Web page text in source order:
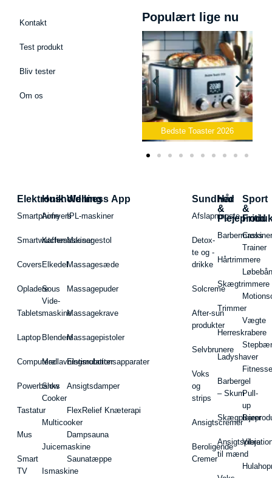
Kontakt
Test produkt
Bliv tester
Om os
Populært lige nu
Bedste Toaster 2026
Elektronik
Smartphone
Smartwatches
Covers
Opladere
Tablets
Laptop
Computere
Powerbanks
Tastatur
Mus
Smart
TV
Husholdning
Airfryers
Kaffemaskiner
Elkedel
Sous
Vide-
maskine
Blendere
Madlavningsrobotter
Slow
Cooker
Multicooker
Juicemaskine
Ismaskine
Wellness App
IPL-maskiner
Massagestol
Massagesæde
Massagepuder
Massagekrave
Massagepistoler
Elstimulationsapparater
Ansigtsdamper
FlexRelief Knæterapi
Dampsauna
Saunatæppe
Sundhed
Afslapningste
Detox-
te og -
drikke
Solcreme
After-sun
produkter
Selvbrunere
Voks
og
strips
Ansigtscremer
Beroligende
Cremer
Hår
&
Hårtrimmere
Skægtrimmere
Trimmer
Herreskrabere
Ladyshaver
Barbergel
– Skum
Ansigtspleje
til mænd
Sport
&
Fritid
Cross
Trainer
Vægte
Pull-
up
Barer